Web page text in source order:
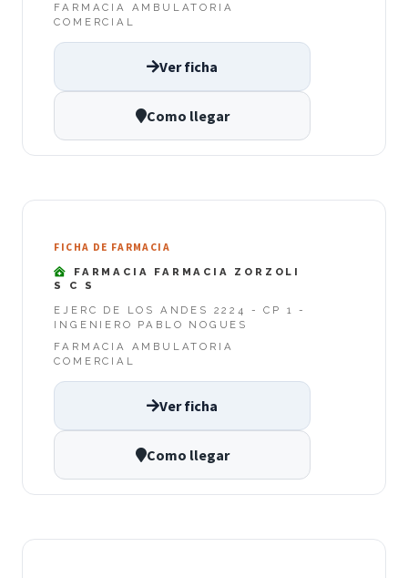
FARMACIA AMBULATORIA
COMERCIAL
Ver ficha
Como llegar
FICHA DE FARMACIA
FARMACIA FARMACIA ZORZOLI
S C S
EJERC DE LOS ANDES 2224 - CP 1 -
INGENIERO PABLO NOGUES
FARMACIA AMBULATORIA
COMERCIAL
Ver ficha
Como llegar